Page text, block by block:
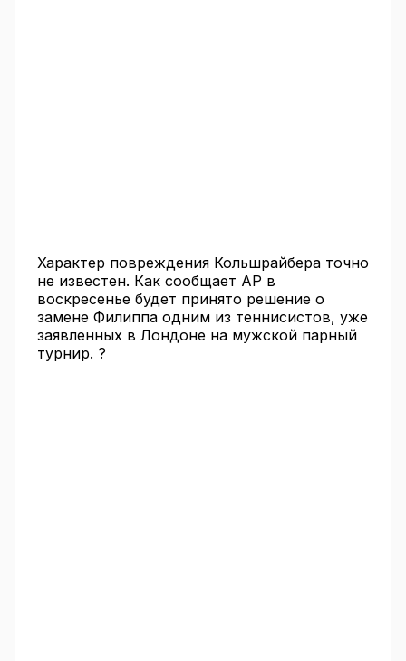
Характер повреждения Кольшрайбера точно
не известен. Как сообщает AP в
воскресенье будет принято решение о
замене Филиппа одним из теннисистов, уже
заявленных в Лондоне на мужской парный
турнир. ?